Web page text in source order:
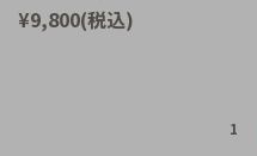
¥9,800(税込)
1